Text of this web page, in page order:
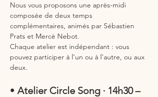
Nous vous proposons une après-midi
composée de deux temps
complémentaires, animés par Sébastien
Prats et Mercè Nebot.
Chaque atelier est indépendant : vous
pouvez participer à l’un ou à l’autre, ou aux
deux.
• Atelier Circle Song · 14h30 –